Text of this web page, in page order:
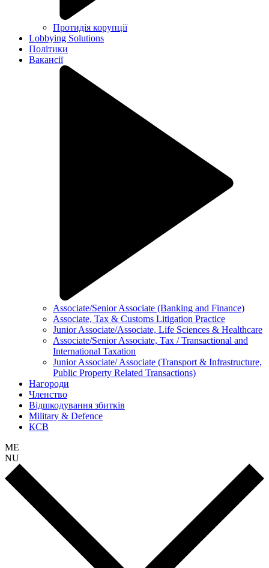
Протидія корупції
Lobbying Solutions
Політики
Вакансії
Associate/Senior Associate (Banking and Finance)
Associate, Tax & Customs Litigation Practice
Junior Associate/Associate, Life Sciences & Healthcare
Associate/Senior Associate, Tax / Transactional and
International Taxation
Junior Associate/ Associate (Transport & Infrastructure,
Public Property Related Transactions)
Нагороди
Членство
Відшкодування збитків
Military & Defence
КСВ
ME
NU